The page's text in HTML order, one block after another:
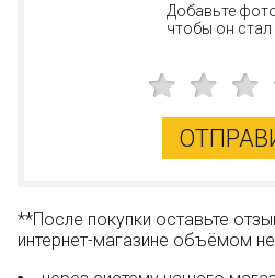
Добавьте
чтобы он стал
**После покупки оставьте
интернет-магазине объёмом